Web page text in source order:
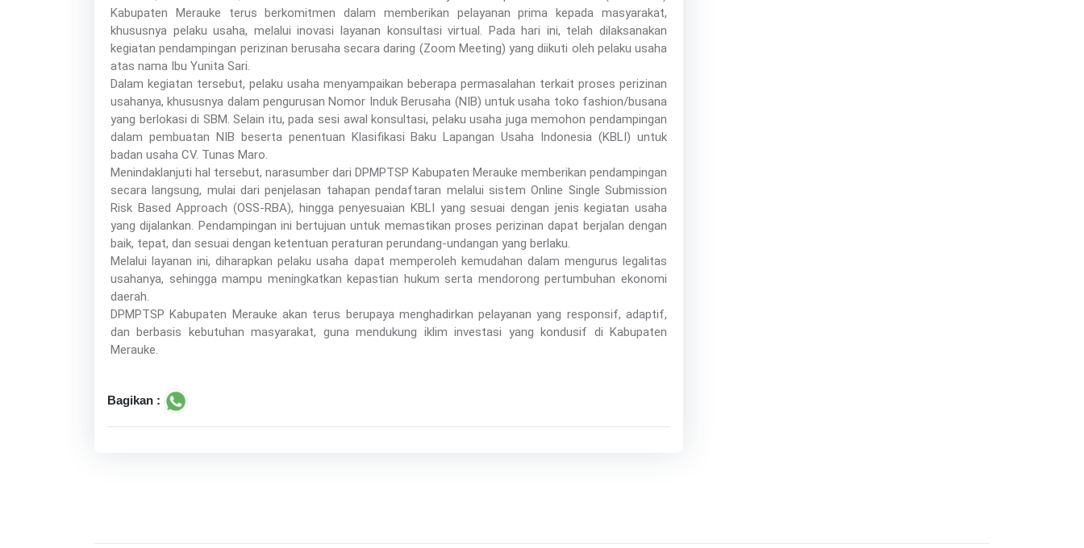
Kabupaten Merauke terus berkomitmen dalam memberikan pelayanan prima kepada masyarakat,
khususnya pelaku usaha, melalui inovasi layanan konsultasi virtual. Pada hari ini, telah dilaksanakan
kegiatan pendampingan perizinan berusaha secara daring (Zoom Meeting) yang diikuti oleh pelaku usaha
atas nama Ibu Yunita Sari.
Dalam kegiatan tersebut, pelaku usaha menyampaikan beberapa permasalahan terkait proses perizinan
usahanya, khususnya dalam pengurusan Nomor Induk Berusaha (NIB) untuk usaha toko fashion/busana
yang berlokasi di SBM. Selain itu, pada sesi awal konsultasi, pelaku usaha juga memohon pendampingan
dalam pembuatan NIB beserta penentuan Klasifikasi Baku Lapangan Usaha Indonesia (KBLI) untuk
badan usaha CV. Tunas Maro.
Menindaklanjuti hal tersebut, narasumber dari DPMPTSP Kabupaten Merauke memberikan pendampingan
secara langsung, mulai dari penjelasan tahapan pendaftaran melalui sistem Online Single Submission
Risk Based Approach (OSS-RBA), hingga penyesuaian KBLI yang sesuai dengan jenis kegiatan usaha
yang dijalankan. Pendampingan ini bertujuan untuk memastikan proses perizinan dapat berjalan dengan
baik, tepat, dan sesuai dengan ketentuan peraturan perundang-undangan yang berlaku.
Melalui layanan ini, diharapkan pelaku usaha dapat memperoleh kemudahan dalam mengurus legalitas
usahanya, sehingga mampu meningkatkan kepastian hukum serta mendorong pertumbuhan ekonomi
daerah.
DPMPTSP Kabupaten Merauke akan terus berupaya menghadirkan pelayanan yang responsif, adaptif,
dan berbasis kebutuhan masyarakat, guna mendukung iklim investasi yang kondusif di Kabupaten
Merauke.
Bagikan :